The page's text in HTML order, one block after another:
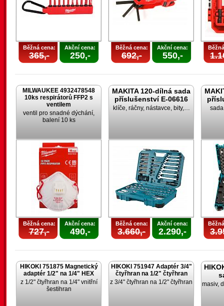
Běžná cena:
365,-
Akční cena:
250,-
Běžná cena:
692,-
Akční cena:
550,-
MILWAUKEE 4932478548
10ks respirátorů FFP2 s
ventilem
ventil pro snadné dýchání,
balení 10 ks
Běžná cena:
727,-
Akční cena:
490,-
MAKITA 120-dílná sada
příslušenství E-06616
klíče, ráčny, nástavce, bity,…
Běžná cena:
3.660,-
Akční cena:
2.290,-
HIKOKI 751875 Magnetický
adaptér 1/2" na 1/4" HEX
z 1/2" čtyřhran na 1/4" vnitřní
šestihran
HIKOKI 751947 Adaptér 3/4"
čtyřhran na 1/2" čtyřhran
z 3/4" čtyřhran na 1/2" čtyřhran
masiv,